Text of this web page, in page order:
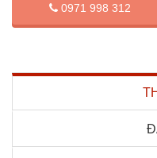
0971 998 312